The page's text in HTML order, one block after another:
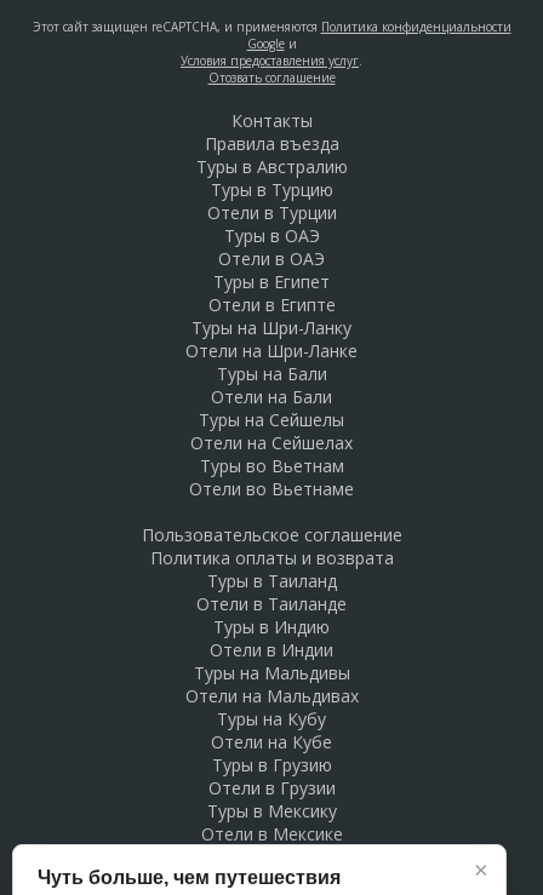
Этот сайт защищен reCAPTCHA, и применяются Политика конфиденциальности
Googleи
Условия предоставления услуг.
Отозвать соглашение
Контакты
Правила въезда
Туры в Австралию
Туры в Турцию
Отели в Турции
Туры в ОАЭ
Отели в ОАЭ
Туры в Египет
Отели в Египте
Туры на Шри-Ланку
Отели на Шри-Ланке
Туры на Бали
Отели на Бали
Туры на Сейшелы
Отели на Сейшелах
Туры во Вьетнам
Отели во Вьетнаме
Пользовательское соглашение
Политика оплаты и возврата
Туры в Таиланд
Отели в Таиланде
Туры в Индию
Отели в Индии
Туры на Мальдивы
Отели на Мальдивах
Туры на Кубу
Отели на Кубе
Туры в Грузию
Отели в Грузии
Туры в Мексику
Отели в Мексике
Отели в Доминикане
×
Чуть больше, чем путешествия